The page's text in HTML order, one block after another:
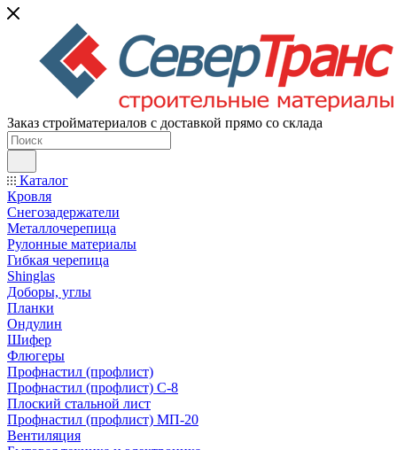
Заказ стройматериалов с доставкой прямо со склада
Каталог
Кровля
Снегозадержатели
Металлочерепица
Рулонные материалы
Гибкая черепица
Shinglas
Доборы, углы
Планки
Ондулин
Шифер
Флюгеры
Профнастил (профлист)
Профнастил (профлист) С-8
Плоский стальной лист
Профнастил (профлист) МП-20
Вентиляция